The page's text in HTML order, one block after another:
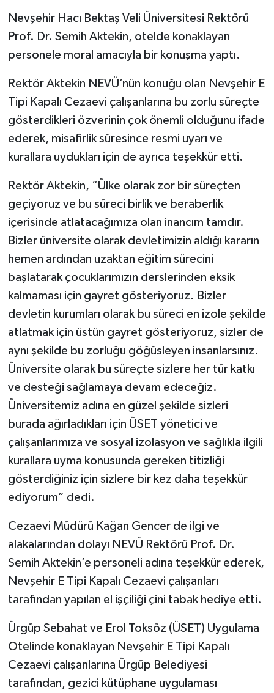
Nevşehir Hacı Bektaş Veli Üniversitesi Rektörü
Prof. Dr. Semih Aktekin, otelde konaklayan
personele moral amacıyla bir konuşma yaptı.
Rektör Aktekin NEVÜ’nün konuğu olan Nevşehir E
Tipi Kapalı Cezaevi çalışanlarına bu zorlu süreçte
gösterdikleri özverinin çok önemli olduğunu ifade
ederek, misafirlik süresince resmi uyarı ve
kurallara uydukları için de ayrıca teşekkür etti.
Rektör Aktekin, “Ülke olarak zor bir süreçten
geçiyoruz ve bu süreci birlik ve beraberlik
içerisinde atlatacağımıza olan inancım tamdır.
Bizler üniversite olarak devletimizin aldığı kararın
hemen ardından uzaktan eğitim sürecini
başlatarak çocuklarımızın derslerinden eksik
kalmaması için gayret gösteriyoruz. Bizler
devletin kurumları olarak bu süreci en izole şekilde
atlatmak için üstün gayret gösteriyoruz, sizler de
aynı şekilde bu zorluğu göğüsleyen insanlarsınız.
Üniversite olarak bu süreçte sizlere her tür katkı
ve desteği sağlamaya devam edeceğiz.
Üniversitemiz adına en güzel şekilde sizleri
burada ağırladıkları için ÜSET yönetici ve
çalışanlarımıza ve sosyal izolasyon ve sağlıkla ilgili
kurallara uyma konusunda gereken titizliği
gösterdiğiniz için sizlere bir kez daha teşekkür
ediyorum” dedi.
Cezaevi Müdürü Kağan Gencer de ilgi ve
alakalarından dolayı NEVÜ Rektörü Prof. Dr.
Semih Aktekin’e personeli adına teşekkür ederek,
Nevşehir E Tipi Kapalı Cezaevi çalışanları
tarafından yapılan el işçiliği çini tabak hediye etti.
Ürgüp Sebahat ve Erol Toksöz (ÜSET) Uygulama
Otelinde konaklayan Nevşehir E Tipi Kapalı
Cezaevi çalışanlarına Ürgüp Belediyesi
tarafından, gezici kütüphane uygulaması